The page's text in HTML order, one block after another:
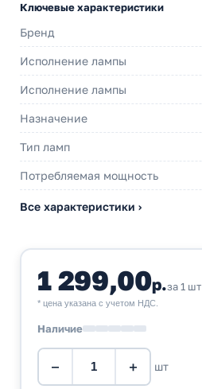
Ключевые характеристики
Бренд
Исполнение лампы
Исполнение лампы
Назначение
Тип ламп
Потребляемая мощность
Все характеристики ›
1 299,00р.за 1 шт
* цена указана с учетом НДС.
Наличие
− + шт